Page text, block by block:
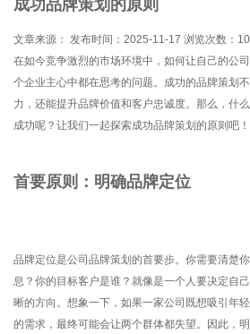
成功品牌策划的原则
文章来源： 发布时间：2025-11-17 浏览次数：
在如今竞争激烈的市场环境中，如何让自己的公
个企业主心中都在思考的问题。成功的品牌策划
力，还能提升品牌价值和客户忠诚度。那么，什
成功呢？让我们一起探索成功品牌策划的原则吧！
首要原则：明确品牌定位
品牌定位是公司品牌策划的首要步。你需要清楚
息？你的目标客户是谁？就像是一个人要决定自
晰的方向。想象一下，如果一家公司既想吸引年
的需求，最终可能会让两个群体都失望。因此，明